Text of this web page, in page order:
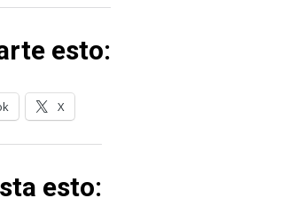
esto:
X
esto: